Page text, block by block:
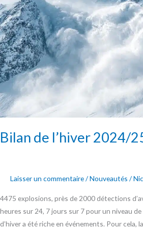
Bilan de l’hiver 2024/
Laisser un commentaire/Nouveautés /
4475 explosions, près de 2000 détections
heures sur 24, 7 jours sur 7 pour un niveau
d’hiver a été riche en événements. Pour cela,